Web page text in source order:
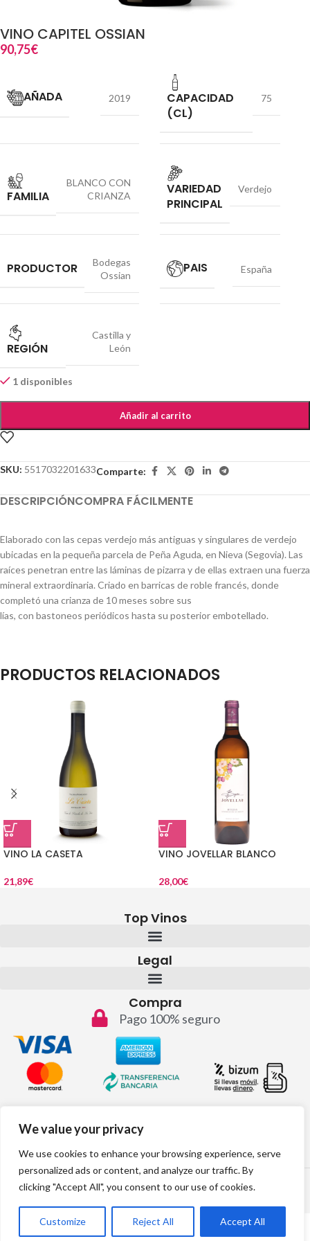
We value your privacy
We use cookies to enhance your browsing experience, serve
personalized ads or content, and analyze our traffic. By
clicking "Accept All", you consent to our use of cookies.
Customize Reject All Accept All
VINO CAPITEL OSSIAN
90,75€
AÑADA 2019
CAPACIDAD
(CL)
75
FAMILIA
BLANCO CON
CRIANZA
VARIEDAD
PRINCIPAL
Verdejo
PRODUCTOR
Bodegas
Ossian
PAIS España
REGIÓN
Castilla y
León
1 disponibles
Añadir al carrito
SKU: 5517032201633Comparte:
DESCRIPCIÓNCOMPRA FÁCILMENTE
Elaborado con las cepas verdejo más antiguas y singulares de verdejo
ubicadas en la pequeña parcela de Peña Aguda, en Nieva (Segovia). Las
raíces penetran entre las láminas de pizarra y de ellas extraen una fuerza
mineral extraordinaria. Criado en barricas de roble francés, donde
completó una crianza de 10 meses sobre sus
lías, con bastoneos periódicos hasta su posterior embotellado.
PRODUCTOS RELACIONADOS
VINO LA CASETA
21,89€
VINO JOVELLAR BLANCO
28,00€
Top Vinos
Legal
Compra
Pago 100% seguro
info@topvinos.com
2024 © Todos los derechos reservados
Desarrollo web por: